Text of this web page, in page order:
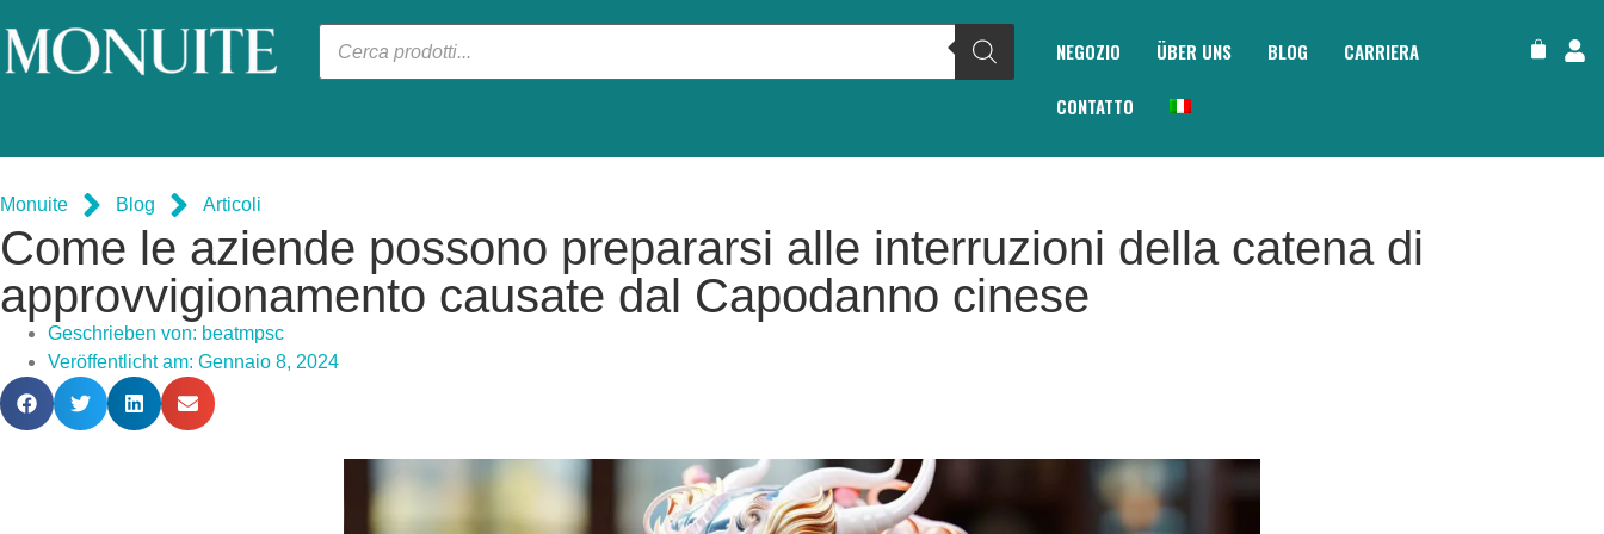
NEGOZIO ÜBER UNS BLOG CARRIERA
CONTATTO
Monuite Blog Articoli
Come le aziende possono prepararsi alle interruzioni della catena di
approvvigionamento causate dal Capodanno cinese
Geschrieben von: beatmpsc
Veröffentlicht am: Gennaio 8, 2024